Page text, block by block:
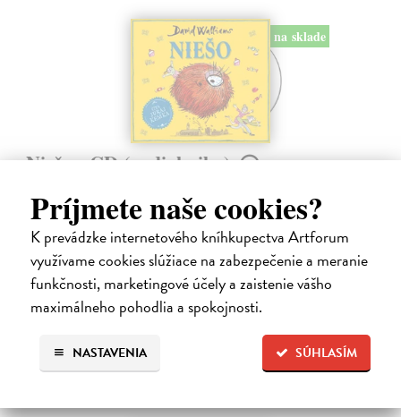
Príjmete naše cookies?
K prevádzke internetového kníhkupectva Artforum
využívame cookies slúžiace na zabezpečenie a meranie
funkčnosti, marketingové účely a zaistenie vášho
maximálneho pohodlia a spokojnosti.
SÚHLASÍM
NASTAVENIA
na sklade
Niešo - CD (audiokniha)
Toto je príbeh decka, ktoré má absolútne všetko. Všetko, na čo len
pomyslí, mu okamžite zabezpečia jeho láskaví a dobroprajní rodičia.
Na sklade ?
13,25 €
13,95 € ?